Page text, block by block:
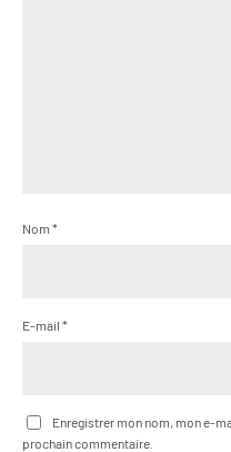
Nom *
E-mail *
Enregistrer mon nom, mon e-
prochain commentaire.